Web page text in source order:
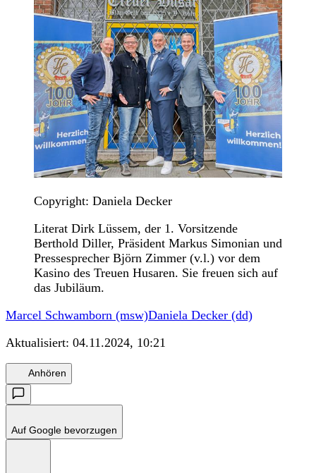
Copyright: Daniela Decker
Literat Dirk Lüssem, der 1. Vorsitzende
Berthold Diller, Präsident Markus Simonian und
Pressesprecher Björn Zimmer (v.l.) vor dem
Kasino des Treuen Husaren. Sie freuen sich auf
das Jubiläum.
Marcel Schwamborn (msw)Daniela Decker (dd)
Aktualisiert: 04.11.2024, 10:21
Anhören
Auf Google bevorzugen